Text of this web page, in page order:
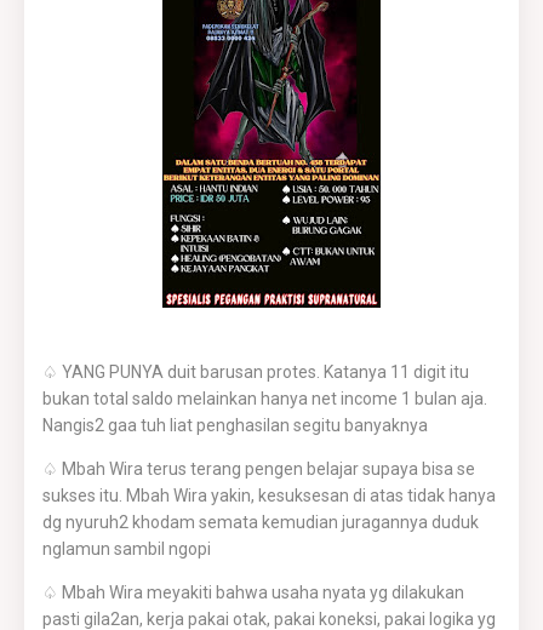
♤ YANG PUNYA duit barusan protes. Katanya 11 digit itu
bukan total saldo melainkan hanya net income 1 bulan aja.
Nangis2 gaa tuh liat penghasilan segitu banyaknya
♤ Mbah Wira terus terang pengen belajar supaya bisa se
sukses itu. Mbah Wira yakin, kesuksesan di atas tidak hanya
dg nyuruh2 khodam semata kemudian juragannya duduk
nglamun sambil ngopi
♤ Mbah Wira meyakiti bahwa usaha nyata yg dilakukan
pasti gila2an, kerja pakai otak, pakai koneksi, pakai logika yg